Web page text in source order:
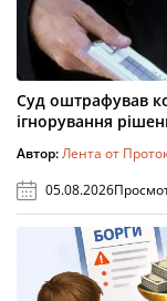
Суд оштрафував
ігнорування
Автор:Лента от
05.08.2026